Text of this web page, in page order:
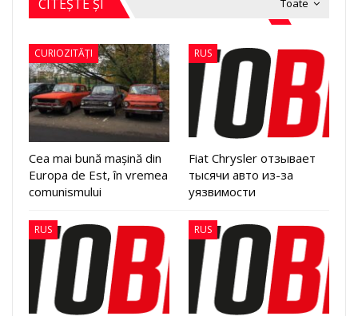
Toate
CITEȘTE ȘI
CURIOZITĂȚI
Cea mai bună mașină din
Europa de Est, în vremea
comunismului
RUS
Fiat Chrysler отзывает
тысячи авто из-за
уязвимости
RUS RUS